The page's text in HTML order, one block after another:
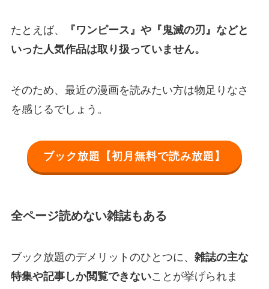
たとえば、
『ワンピース』や『鬼滅の刃』などと
いった人気作品は取り扱っていません。
そのため、最近の漫画を読みたい方は物足りなさ
を感じるでしょう。
ブック放題【初月無料で読み放題】
全ページ読めない雑誌もある
ブック放題のデメリットのひとつに、 雑誌の主な
特集や記事しか閲覧できないことが挙げられま